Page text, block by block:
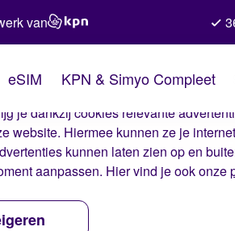
Met deze cookies zorgen wij ervoor dat
je dankzij cookies relevante
website. Hiermee kunnen ze je
kunnen laten zien op en
aanpassen. Hier vind je ook onze
van
eSIM KPN & Simyo Compleet